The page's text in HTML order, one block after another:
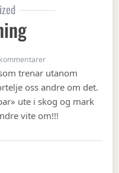
til Fri-trening
trenar utanom
oss andre om det.
ute i skog og mark
vite om!!!